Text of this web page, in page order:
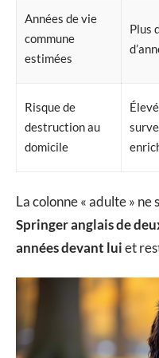
Années de vie
commune
estimées
Plus
Risque de
destruction au
domicile
La colonne « adulte » ne
Springer anglais de
années devant luiet